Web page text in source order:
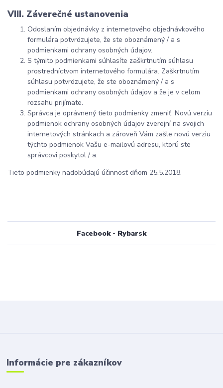
Facebook - Rybarsk
VIII. Záverečné ustanovenia
Odoslaním objednávky z internetového objednávkového
formulára potvrdzujete, že ste oboznámený / a s
podmienkami ochrany osobných údajov.
S týmito podmienkami súhlasíte zaškrtnutím súhlasu
prostredníctvom internetového formulára. Zaškrtnutím
súhlasu potvrdzujete, že ste oboznámený / a s
podmienkami ochrany osobných údajov a že je v celom
rozsahu prijímate.
Správca je oprávnený tieto podmienky zmeniť. Novú verziu
podmienok ochrany osobných údajov zverejní na svojich
internetových stránkach a zároveň Vám zašle novú verziu
týchto podmienok Vašu e-mailovú adresu, ktorú ste
správcovi poskytol / a.
Tieto podmienky nadobúdajú účinnosť dňom 25.5.2018.
Informácie pre zákazníkov